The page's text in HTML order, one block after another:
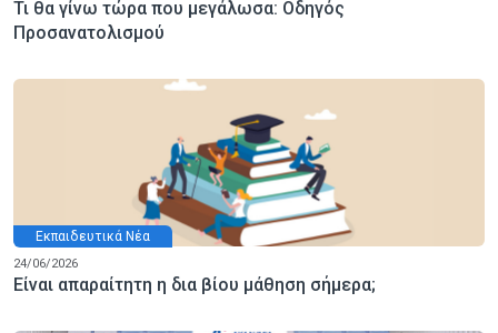
Τι θα γίνω τώρα που μεγάλωσα: Οδηγός
Προσανατολισμού
Εκπαιδευτικά Νέα
24/06/2026
Είναι απαραίτητη η δια βίου μάθηση σήμερα;